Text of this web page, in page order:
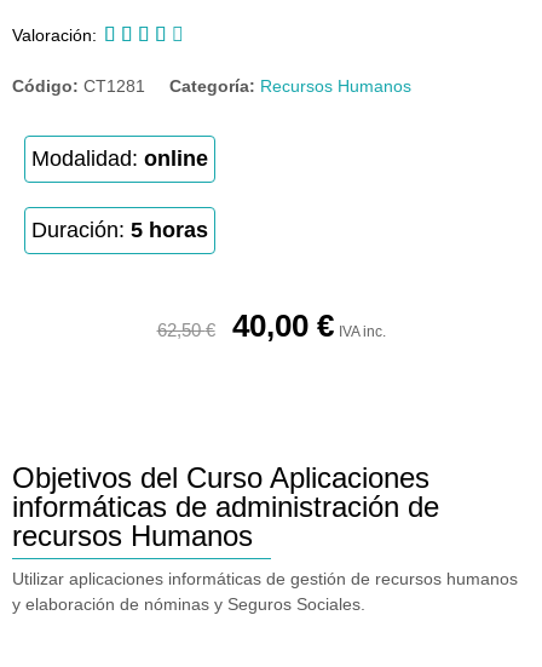
Valoración:     
Código: CT1281 Categoría: Recursos Humanos
Modalidad: online
Duración: 5 horas
62,50€ 40,00 € IVA inc.
Objetivos del Curso Aplicaciones
informáticas de administración de
recursos Humanos
Utilizar aplicaciones informáticas de gestión de recursos humanos
y elaboración de nóminas y Seguros Sociales.